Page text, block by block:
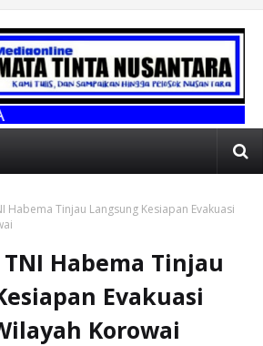
Habema Tinjau Langsung Kesiapan Evakuasi
Habema Tinjau
Evakuasi
Korowai